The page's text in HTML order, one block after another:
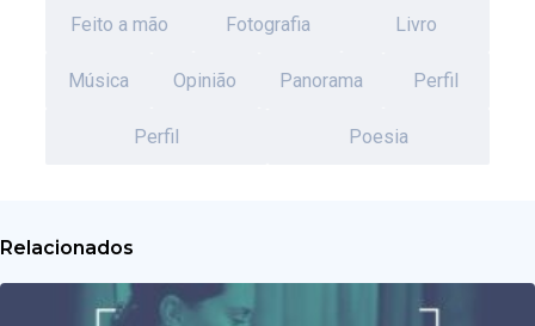
Feito a mão Fotografia Livro
Música Opinião Panorama Perfil
Perfil Poesia
Relacionados